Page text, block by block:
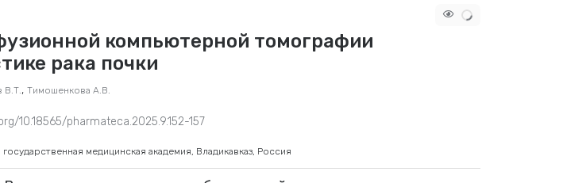
компьютерной томографии
рака почки
медицинская академия, Владикавказ, Россия
10.18565/pharmateca.2025.9.152-157
В.Т. , Тимошенкова А.В.